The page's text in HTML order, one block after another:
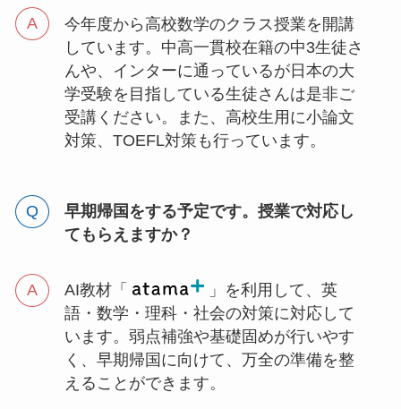
今年度から高校数学のクラス授業を開講
しています。中高一貫校在籍の中3生徒さ
んや、インターに通っているが日本の大
学受験を目指している生徒さんは是非ご
受講ください。また、高校生用に小論文
対策、TOEFL対策も行っています。
早期帰国をする予定です。授業で対応し
てもらえますか？
AI教材「
」を利用して、英
語・数学・理科・社会の対策に対応して
います。弱点補強や基礎固めが行いやす
く、早期帰国に向けて、万全の準備を整
えることができます。